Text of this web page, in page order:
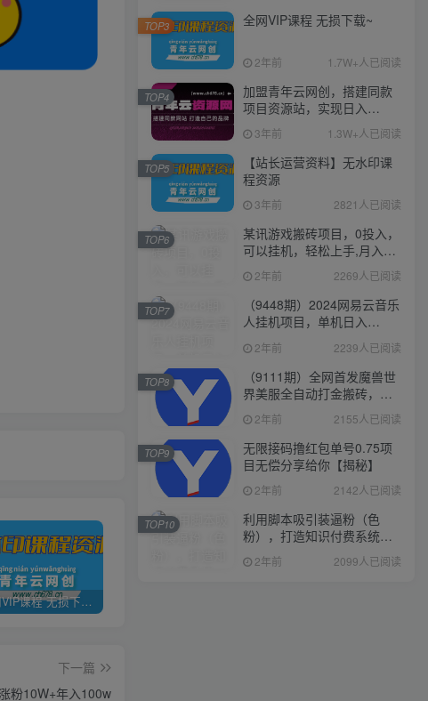
全网VIP课程 无损下载~
下一篇
粉10W+年入100w
全网VIP课程 无损下载~
2年前 1.7W+人已阅读
TOP3
加盟青年云网创，搭建同款
项目资源站，实现日入
2000+
3年前 1.3W+人已阅读
TOP4
【站长运营资料】无水印课
程资源
3年前 2821人已阅读
TOP5
某讯游戏搬砖项目，0投入，
可以挂机，轻松上手,月入
3000+上不封顶
2年前 2269人已阅读
TOP6
（9448期）2024网易云音乐
人挂机项目，单机日入
150+，无脑月入5000+
2年前 2239人已阅读
TOP7
（9111期）全网首发魔兽世
界美服全自动打金搬砖，日
入1000+，简单好操作，保
姆级教学
2年前 2155人已阅读
TOP8
无限接码撸红包单号0.75项
目无偿分享给你【揭秘】
2年前 2142人已阅读
TOP9
利用脚本吸引装逼粉（色
粉），打造知识付费系统，
附388元美女写真项目
2年前 2099人已阅读
TOP10